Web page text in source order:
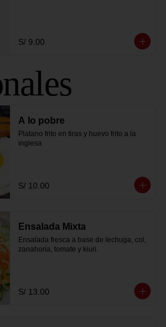
S/ 9.00
A lo pobre
Platano frito en tiras y huevo frito a la
inglesa
S/ 10.00
Ensalada Mixta
Ensalada fresca a base de lechuga, col,
zanahoria, tomate y kiuri.
S/ 13.00